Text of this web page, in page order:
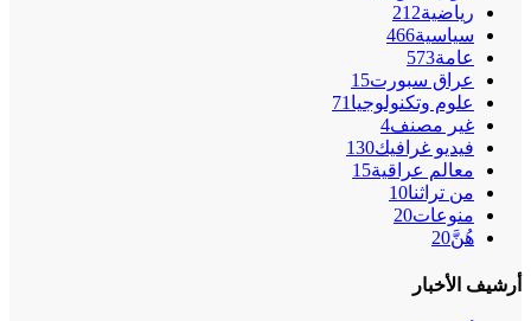
رياضية212
سياسية466
عامة573
عراق سبورت15
علوم وتكنولوجيا 71
غير مصنف4
فيديو غرافيك130
معالم عراقية15
من تراثنا10
منوعات20
هُنَّ20
أرشيف الأخبار